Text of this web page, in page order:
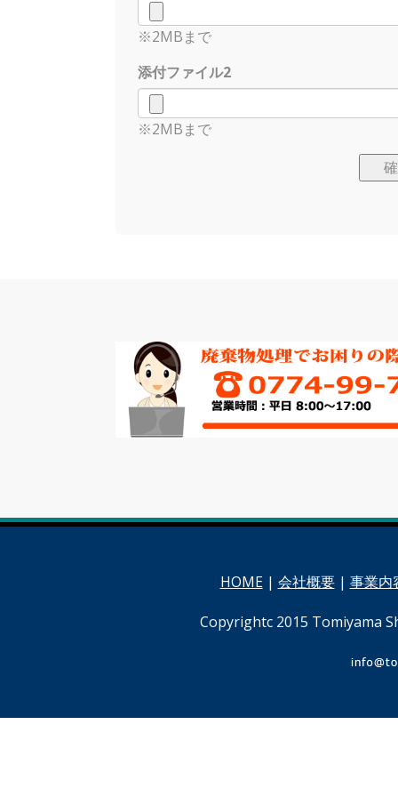
※2MBまで
添付ファイル2
※2MBまで
HOME| 会社概要| 事業内
Copyrightc 2015 Tomiyama